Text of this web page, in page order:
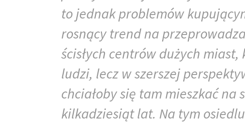
to jednak problemów
rosnący trend na
ścisłych centrów dużych
ludzi, lecz w szerszej
chciałoby się tam mieszkać na
kilkadziesiąt lat. Na tym